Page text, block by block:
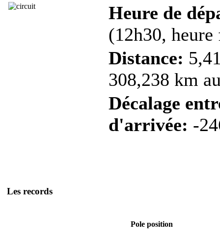
Heure de
(12h30, heure
Distance:
308,238 km
Décalage
d'arrivée: -
Les records
Pole position